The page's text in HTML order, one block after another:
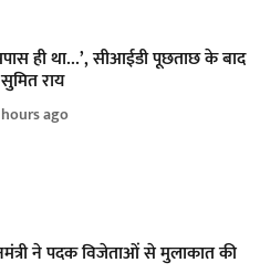
ही था...’, सीआईडी पूछताछ के बाद
राय
ago
ने पदक विजेताओं से मुलाकात की